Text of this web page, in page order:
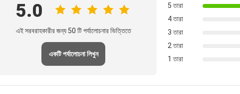
5.0
এই সরবরাহকারীর জন্য 50 টি পর্যালোচনার ভিত্তিতে
একটি পর্যালোচনা লিখুন
5 তারা
4 তারা
3 তারা
2 তারা
1 তারা